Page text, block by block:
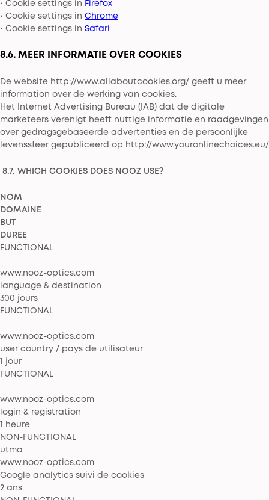
• Cookie settings in Firefox
• Cookie settings in Chrome
• Cookie settings in Safari
8.6. MEER INFORMATIE OVER COOKIES
De website http://www.allaboutcookies.org/ geeft u meer
information over de werking van cookies.
Het Internet Advertising Bureau (IAB) dat de digitale
marketeers verenigt heeft nuttige informatie en raadgevingen
over gedragsgebaseerde advertenties en de persoonlijke
levenssfeer gepubliceerd op http://www.youronlinechoices.eu/
8.7. WHICH COOKIES DOES NOOZ USE?
NOM
DOMAINE
BUT
DUREE
FUNCTIONAL
www.nooz-optics.com
language & destination
300 jours
FUNCTIONAL
www.nooz-optics.com
user country / pays de utilisateur
1 jour
FUNCTIONAL
www.nooz-optics.com
login & registration
1 heure
NON-FUNCTIONAL
utma
www.nooz-optics.com
Google analytics suivi de cookies
2 ans